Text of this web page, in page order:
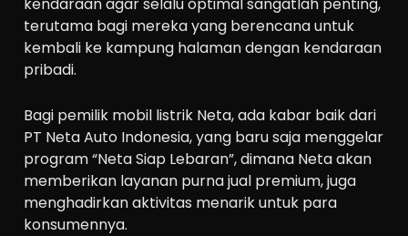
terutama bagi mereka yang berencana untuk
kembali ke kampung halaman dengan kendaraan
pribadi.
Bagi pemilik mobil listrik Neta, ada kabar baik dari
PT Neta Auto Indonesia, yang baru saja menggelar
program “Neta Siap Lebaran”, dimana Neta akan
memberikan layanan purna jual premium, juga
menghadirkan aktivitas menarik untuk para
konsumennya.